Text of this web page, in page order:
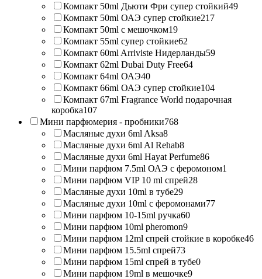
Компакт 50ml Дьюти Фри супер стойкий49
Компакт 50ml ОАЭ супер стойкие217
Компакт 50ml с мешочком19
Компакт 55ml супер стойкие62
Компакт 60ml Arriviste Нидерланды59
Компакт 62ml Dubai Duty Free64
Компакт 64ml ОАЭ40
Компакт 66ml ОАЭ супер стойкие104
Компакт 67ml Fragrance World подарочная
коробка107
Мини парфюмерия - пробники768
Масляные духи 6ml Aksa8
Масляные духи 6ml Al Rehab8
Масляные духи 6ml Hayat Perfume86
Мини парфюм 7.5ml ОАЭ с феромоном1
Мини парфюм VIP 10 ml спрей28
Масляные духи 10ml в тубе29
Масляные духи 10ml с феромонами77
Мини парфюм 10-15ml ручка60
Мини парфюм 10ml pheromon9
Мини парфюм 12ml спрей стойкие в коробке46
Мини парфюм 15.5ml спрей73
Мини парфюм 15ml спрей в тубе0
Мини парфюм 19ml в мешочке9